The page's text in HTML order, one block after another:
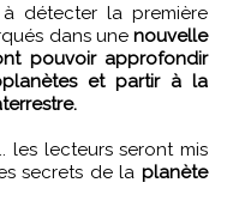
détecter la première
dans une nouvelle
pouvoir approfondir
et partir à la
les lecteurs seront mis
secrets de la planète